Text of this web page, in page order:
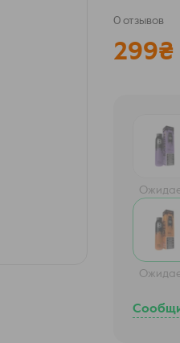
0 отзывов
299₴